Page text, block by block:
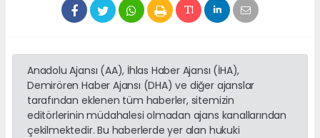
Anadolu Ajansı (AA), İhlas Haber Ajansı (İHA),
Demirören Haber Ajansı (DHA) ve diğer ajanslar
tarafından eklenen tüm haberler, sitemizin
editörlerinin müdahalesi olmadan ajans kanallarından
çekilmektedir. Bu haberlerde yer alan hukuki